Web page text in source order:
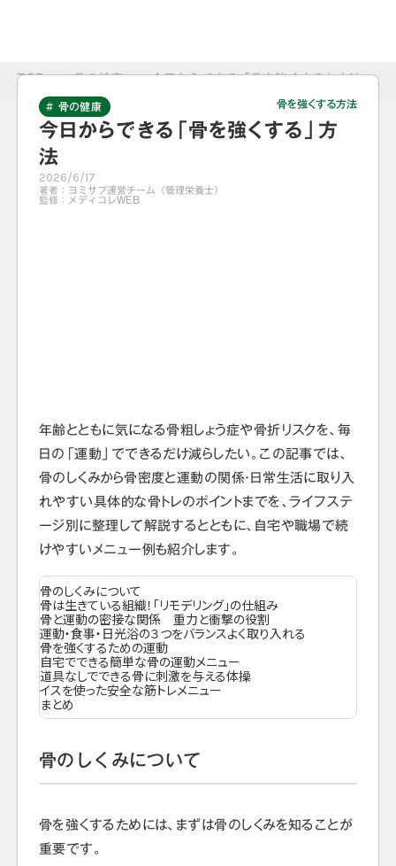
TOP > 骨の健康 > 今日からできる「骨を強くする」方法
# 骨の健康 骨を強くする方法
今日からできる「骨を強くする」方
法
2026/6/17
著者： ヨミサプ運営チーム（管理栄養士）
監修： メディコレWEB
年齢とともに気になる骨粗しょう症や骨折リスクを、毎
日の「運動」でできるだけ減らしたい。この記事では、
骨のしくみから骨密度と運動の関係・日常生活に取り入
れやすい具体的な骨トレのポイントまでを、ライフステ
ージ別に整理して解説するとともに、自宅や職場で続
けやすいメニュー例も紹介します。
骨のしくみについて
骨は生きている組織！「リモデリング」の仕組み
骨と運動の密接な関係 重力と衝撃の役割
運動・食事・日光浴の３つをバランスよく取り入れる
骨を強くするための運動
自宅でできる簡単な骨の運動メニュー
道具なしでできる骨に刺激を与える体操
イスを使った安全な筋トレメニュー
まとめ
骨のしくみについて
骨を強くするためには、まずは骨のしくみを知ることが
重要です。